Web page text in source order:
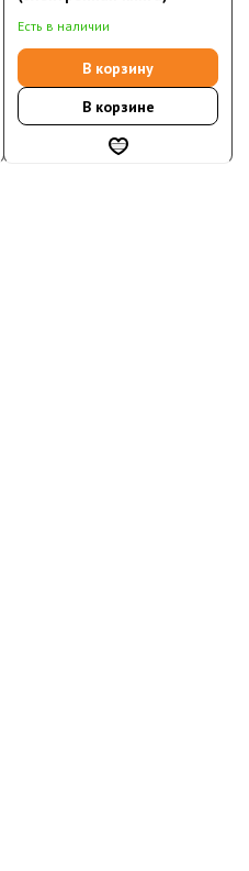
Есть в наличии
В корзину
В корзине